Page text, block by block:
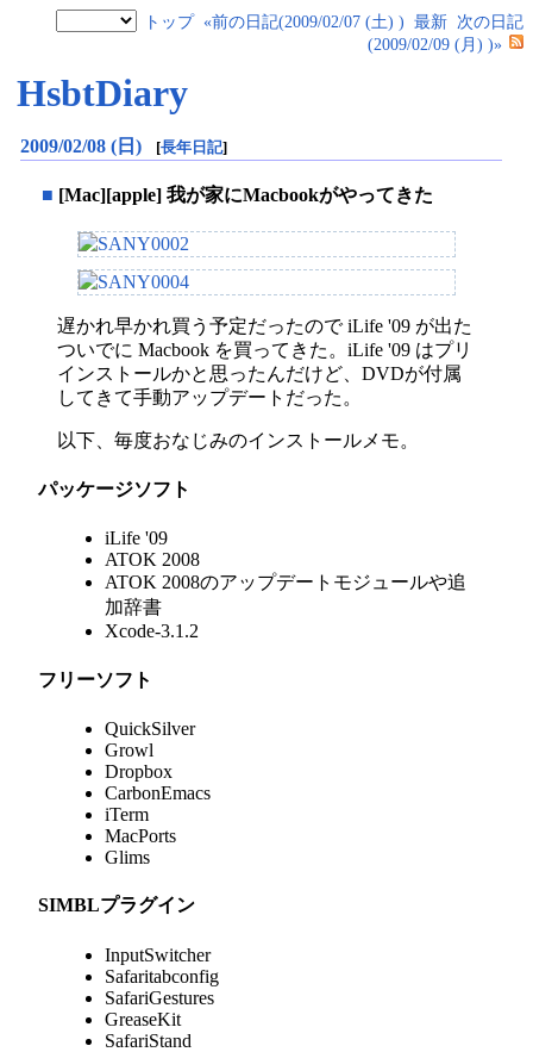
トップ «前の日記(2009/02/07 (土) ) 最新 次の日記
(2009/02/09 (月) )»
HsbtDiary
2009/02/08 (日) [長年日記]
■ [Mac][apple] 我が家にMacbookがやってきた
遅かれ早かれ買う予定だったので iLife '09 が出た
ついでに Macbook を買ってきた。iLife '09 はプリ
インストールかと思ったんだけど、DVDが付属
してきて手動アップデートだった。
以下、毎度おなじみのインストールメモ。
パッケージソフト
iLife '09
ATOK 2008
ATOK 2008のアップデートモジュールや追
加辞書
Xcode-3.1.2
フリーソフト
QuickSilver
Growl
Dropbox
CarbonEmacs
iTerm
MacPorts
Glims
SIMBLプラグイン
InputSwitcher
Safaritabconfig
SafariGestures
GreaseKit
SafariStand